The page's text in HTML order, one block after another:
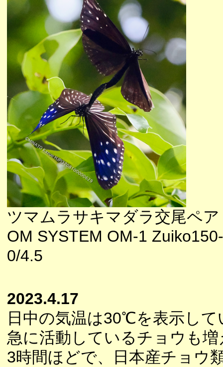
ツマムラサキマダラ交尾ペア
OM SYSTEM OM-1
0/4.5
2023.4.17
日中の気温は30℃を表示して
急に活動しているチョウも
3時間ほどで、日本産チョウ